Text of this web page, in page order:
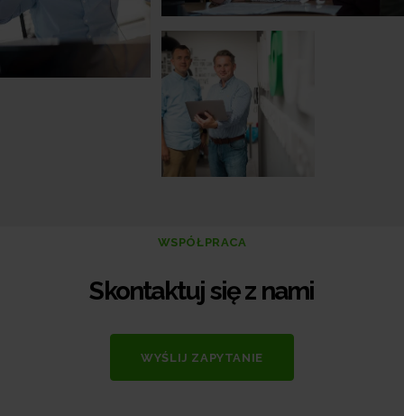
WSPÓŁPRACA
Skontaktuj się z nami
WYŚLIJ ZAPYTANIE